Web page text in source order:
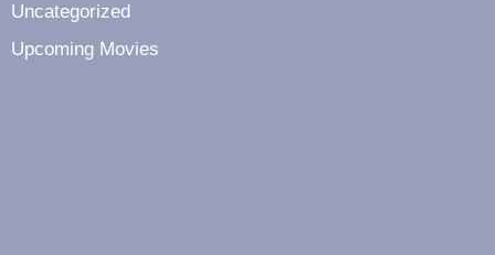
Uncategorized
Upcoming Movies